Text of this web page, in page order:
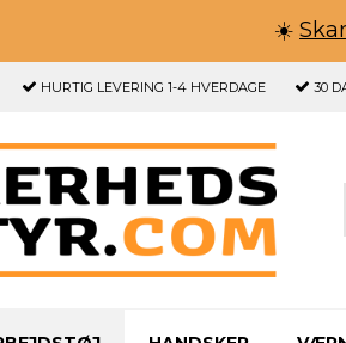
☀️
HURTIG LEVERING 1-4 HVERDAGE 30